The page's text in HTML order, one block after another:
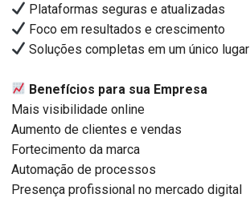
Plataformas seguras e atualizadas
Foco em resultados e crescimento
Soluções completas em um único lugar
Benefícios para sua Empresa
Mais visibilidade online
Aumento de clientes e vendas
Fortecimento da marca
Automação de processos
Presença profissional no mercado digital